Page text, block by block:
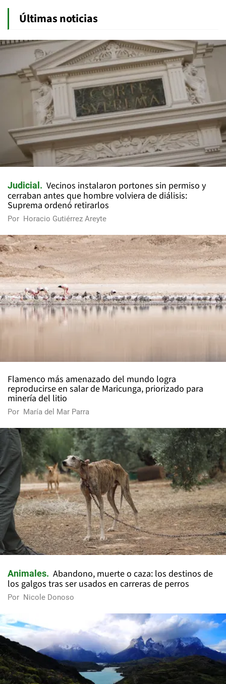
Últimas noticias
Judicial
Vecinos instalaron portones sin permiso y
cerraban antes que hombre volviera de diálisis:
Suprema ordenó retirarlos
Por Horacio Gutiérrez Areyte
Flamenco más amenazado del mundo logra
reproducirse en salar de Maricunga, priorizado para
minería del litio
Por María del Mar Parra
Animales
Abandono, muerte o caza: los destinos de
los galgos tras ser usados en carreras de perros
Por Nicole Donoso